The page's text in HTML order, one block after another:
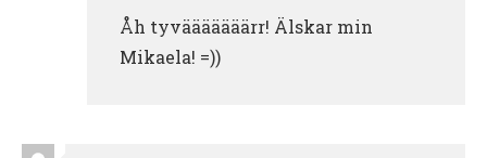
Åh tyvääääääärr! Älskar min
Mikaela! =))